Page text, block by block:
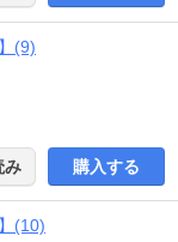
(9)
購入する
(10)